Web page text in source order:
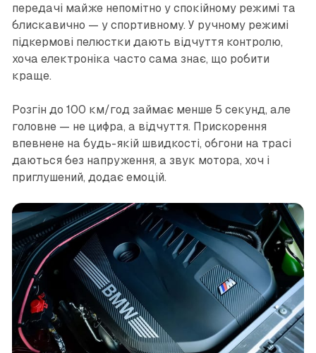
передачі майже непомітно у спокійному режимі та
блискавично — у спортивному. У ручному режимі
підкермові пелюстки дають відчуття контролю,
хоча електроніка часто сама знає, що робити
краще.
Розгін до 100 км/год займає менше 5 секунд, але
головне — не цифра, а відчуття. Прискорення
впевнене на будь-якій швидкості, обгони на трасі
даються без напруження, а звук мотора, хоч і
приглушений, додає емоцій.